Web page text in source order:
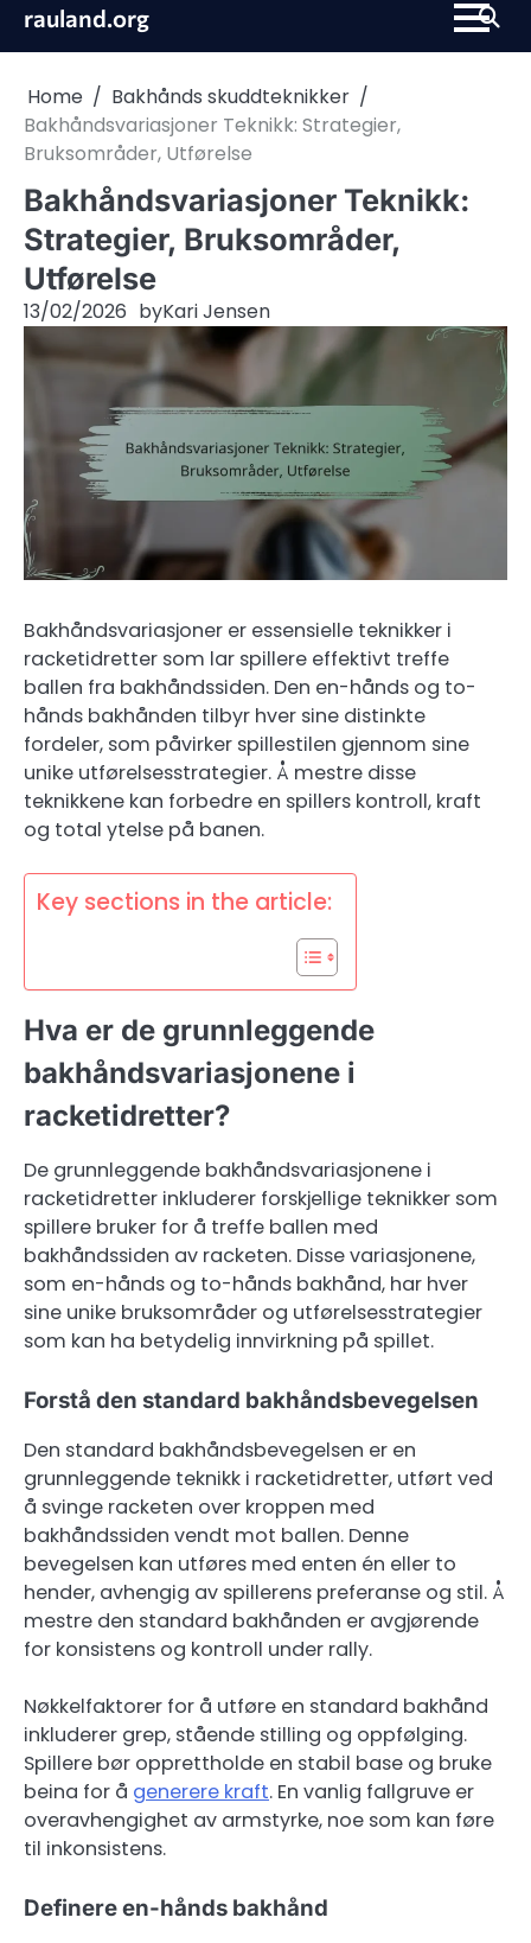
Skiprauland.org
Home
Bakhånds skuddteknikker
Bakhåndsvariasjoner Teknikk: Strategier,
Bruksområder, Utførelse
Bakhåndsvariasjoner Teknikk:
Strategier, Bruksområder,
Utførelse
13/02/2026 byKari Jensen
Bakhåndsvariasjoner er essensielle teknikker i
racketidretter som lar spillere effektivt treffe
ballen fra bakhåndssiden. Den en-hånds og to-
hånds bakhånden tilbyr hver sine distinkte
fordeler, som påvirker spillestilen gjennom sine
unike utførelsesstrategier. Å mestre disse
teknikkene kan forbedre en spillers kontroll, kraft
og total ytelse på banen.
Key sections in the article:
Hva er de grunnleggende
bakhåndsvariasjonene i
racketidretter?
De grunnleggende bakhåndsvariasjonene i
racketidretter inkluderer forskjellige teknikker som
spillere bruker for å treffe ballen med
bakhåndssiden av racketen. Disse variasjonene,
som en-hånds og to-hånds bakhånd, har hver
sine unike bruksområder og utførelsesstrategier
som kan ha betydelig innvirkning på spillet.
Forstå den standard bakhåndsbevegelsen
Den standard bakhåndsbevegelsen er en
grunnleggende teknikk i racketidretter, utført ved
å svinge racketen over kroppen med
bakhåndssiden vendt mot ballen. Denne
bevegelsen kan utføres med enten én eller to
hender, avhengig av spillerens preferanse og stil. Å
mestre den standard bakhånden er avgjørende
for konsistens og kontroll under rally.
Nøkkelfaktorer for å utføre en standard bakhånd
inkluderer grep, stående stilling og oppfølging.
Spillere bør opprettholde en stabil base og bruke
beina for å generere kraft. En vanlig fallgruve er
overavhengighet av armstyrke, noe som kan føre
til inkonsistens.
Definere en-hånds bakhånd